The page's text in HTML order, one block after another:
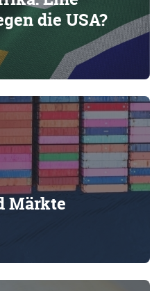
die USA?
Märkte